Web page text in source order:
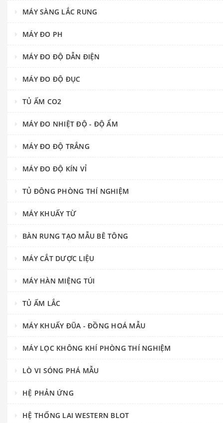
MÁY SÀNG LẮC RUNG
MÁY ĐO PH
MÁY ĐO ĐỘ DẪN ĐIỆN
MÁY ĐO ĐỘ ĐỤC
TỦ ẤM CO2
MÁY ĐO NHIỆT ĐỘ - ĐỘ ẨM
MÁY ĐO ĐỘ TRẮNG
MÁY ĐO ĐỘ KÍN VỈ
TỦ ĐÔNG PHÒNG THÍ NGHIỆM
MÁY KHUẤY TỪ
BÀN RUNG TẠO MẪU BÊ TÔNG
MÁY CẮT DƯỢC LIỆU
MÁY HÀN MIỆNG TÚI
TỦ ẤM LẮC
MÁY KHUẤY ĐŨA - ĐỒNG HOÁ MẪU
MÁY LỌC KHÔNG KHÍ PHÒNG THÍ NGHIỆM
LÒ VI SÓNG PHÁ MẪU
HỆ PHẢN ỨNG
HỆ THỐNG LAI WESTERN BLOT